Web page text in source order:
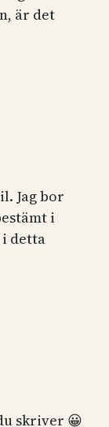
är det
Jag bor
i
i detta
skriver 😀